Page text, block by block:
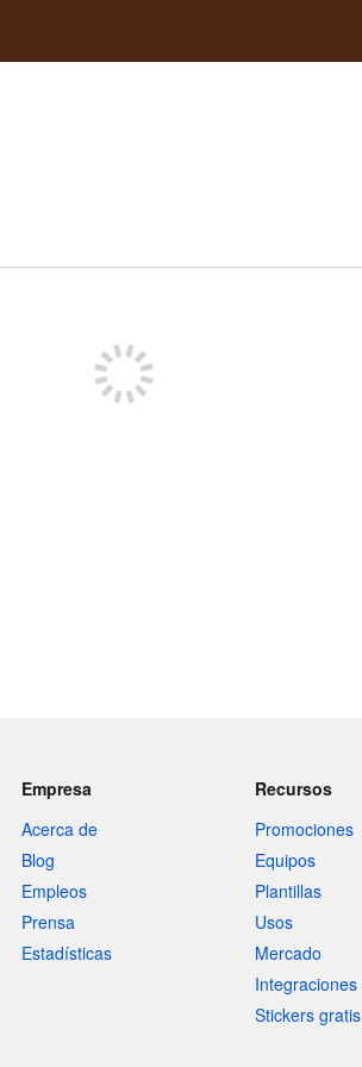
Empresa
Acerca de
Blog
Empleos
Prensa
Estadísticas
Recursos
Promociones
Equipos
Plantillas
Usos
Mercado
Integraciones
Stickers gratis